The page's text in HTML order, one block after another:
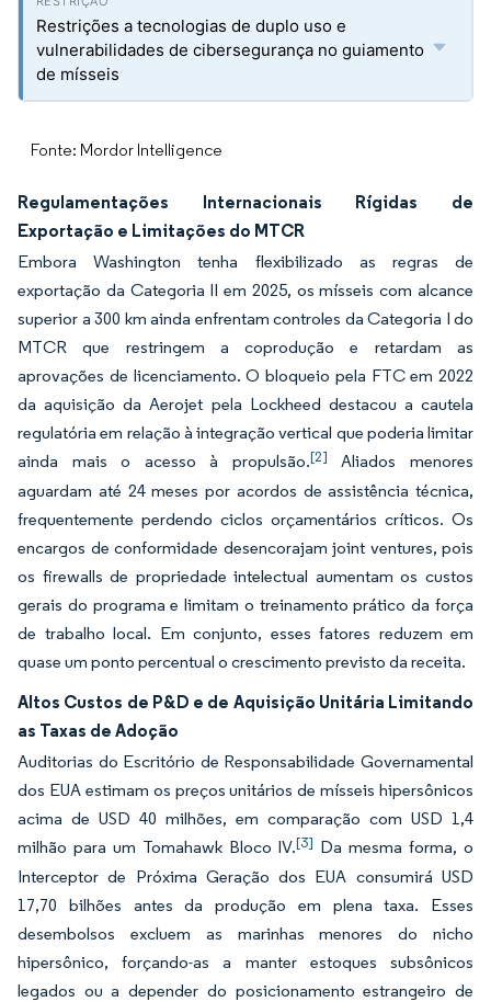
Restrições a tecnologias de duplo uso e
vulnerabilidades de cibersegurança no guiamento
de mísseis
Fonte: Mordor Intelligence
Regulamentações Internacionais Rígidas de
Exportação e Limitações do MTCR
Embora Washington tenha flexibilizado as regras de
exportação da Categoria II em 2025, os mísseis com alcance
superior a 300 km ainda enfrentam controles da Categoria I do
MTCR que restringem a coprodução e retardam as
aprovações de licenciamento. O bloqueio pela FTC em 2022
da aquisição da Aerojet pela Lockheed destacou a cautela
regulatória em relação à integração vertical que poderia limitar
ainda mais o acesso à propulsão.[2]
Aliados menores
aguardam até 24 meses por acordos de assistência técnica,
frequentemente perdendo ciclos orçamentários críticos. Os
encargos de conformidade desencorajam joint ventures, pois
os firewalls de propriedade intelectual aumentam os custos
gerais do programa e limitam o treinamento prático da força
de trabalho local. Em conjunto, esses fatores reduzem em
quase um ponto percentual o crescimento previsto da receita.
Altos Custos de P&D e de Aquisição Unitária Limitando
as Taxas de Adoção
Auditorias do Escritório de Responsabilidade Governamental
dos EUA estimam os preços unitários de mísseis hipersônicos
acima de USD 40 milhões, em comparação com USD 1,4
milhão para um Tomahawk Bloco IV.[3] Da mesma forma, o
Interceptor de Próxima Geração dos EUA consumirá USD
17,70 bilhões antes da produção em plena taxa. Esses
desembolsos excluem as marinhas menores do nicho
hipersônico, forçando-as a manter estoques subsônicos
legados ou a depender do posicionamento estrangeiro de